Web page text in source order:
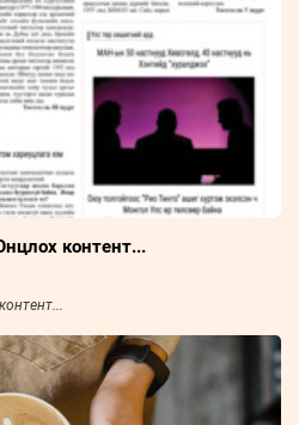
контент...